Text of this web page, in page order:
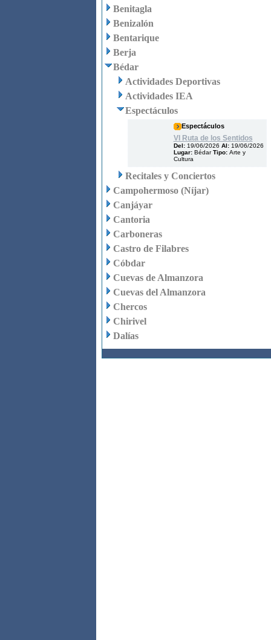
Benitagla
Benizalón
Bentarique
Berja
Bédar
Actividades Deportivas
Actividades IEA
Espectáculos
Espectáculos
VI Ruta de los Sentidos
Del: 19/06/2026 Al: 19/06/2026
Lugar: BédarTipo: Arte y
Cultura
Recitales y Conciertos
Campohermoso (Níjar)
Canjáyar
Cantoria
Carboneras
Castro de Filabres
Cóbdar
Cuevas de Almanzora
Cuevas del Almanzora
Chercos
Chirivel
Dalías